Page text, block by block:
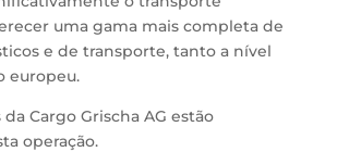
uma gama mais completa de
e de transporte, tanto a nível
europeu.
Cargo Grischa AG estão
operação.